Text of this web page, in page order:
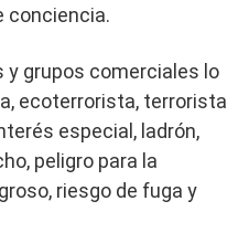
conciencia.
y grupos comerciales lo
ecoterrorista, terrorista
especial, ladrón,
peligro para la
riesgo de fuga y